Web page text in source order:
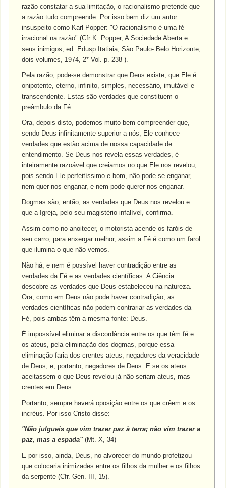
razão constatar a sua limitação, o racionalismo pretende que
a razão tudo compreende. Por isso bem diz um autor
insuspeito como Karl Popper: "O racionalismo é uma fé
irracional na razão" (Cfr K. Popper, A Sociedade Aberta e
seus inimigos, ed. Edusp Itatiaia, São Paulo- Belo Horizonte,
dois volumes, 1974, 2* Vol. p. 238 ).
Pela razão, pode-se demonstrar que Deus existe, que Ele é
onipotente, eterno, infinito, simples, necessário, imutável e
transcendente. Estas são verdades que constituem o
preâmbulo da Fé.
Ora, depois disto, podemos muito bem compreender que,
sendo Deus infinitamente superior a nós, Ele conhece
verdades que estão acima de nossa capacidade de
entendimento. Se Deus nos revela essas verdades, é
inteiramente razoável que creiamos no que Ele nos revelou,
pois sendo Ele perfeitíssimo e bom, não pode se enganar,
nem quer nos enganar, e nem pode querer nos enganar.
Dogmas são, então, as verdades que Deus nos revelou e
que a Igreja, pelo seu magistério infalível, confirma.
Assim como no anoitecer, o motorista acende os faróis de
seu carro, para enxergar melhor, assim a Fé é como um farol
que ilumina o que não vemos.
Não há, e nem é possível haver contradição entre as
verdades da Fé e as verdades científicas. A Ciência
descobre as verdades que Deus estabeleceu na natureza.
Ora, como em Deus não pode haver contradição, as
verdades científicas não podem contrariar as verdades da
Fé, pois ambas têm a mesma fonte: Deus.
É impossível eliminar a discordância entre os que têm fé e
os ateus, pela eliminação dos dogmas, porque essa
eliminação faria dos crentes ateus, negadores da veracidade
de Deus, e, portanto, negadores de Deus. E se os ateus
aceitassem o que Deus revelou já não seriam ateus, mas
crentes em Deus.
Portanto, sempre haverá oposição entre os que crêem e os
incréus. Por isso Cristo disse:
"Não julgueis que vim trazer paz à terra; não vim trazer a
paz, mas a espada"(Mt. X, 34)
E por isso, ainda, Deus, no alvorecer do mundo profetizou
que colocaria inimizades entre os filhos da mulher e os filhos
da serpente (Cfr. Gen. III, 15).